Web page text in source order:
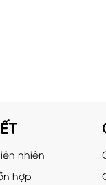
nhiên
hợp